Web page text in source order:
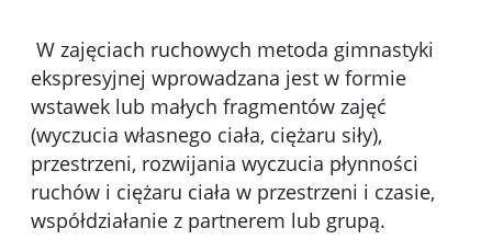
W zajęciach ruchowych metoda gimnastyki
ekspresyjnej wprowadzana jest w formie
wstawek lub małych fragmentów zajęć
(wyczucia własnego ciała, ciężaru siły),
przestrzeni, rozwijania wyczucia płynności
ruchów i ciężaru ciała w przestrzeni i czasie,
współdziałanie z partnerem lub grupą.